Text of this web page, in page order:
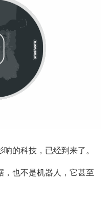
的科技，已经到来了。
也不是机器人，它甚至